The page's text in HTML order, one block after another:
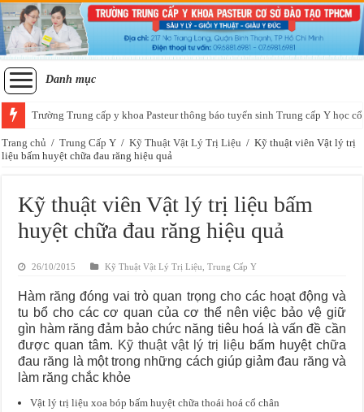
Danh mục
Trường Trung cấp y khoa Pasteur thông báo tuyển sinh Trung cấp Y học
Tuyển sinh lớp sơ cấp xoa bóp bấm huyệt học thứ 7 chủ nhật tại Sài Gòn
Trang chủ / Trung Cấp Y / Kỹ Thuật Vật Lý Trị Liệu / Kỹ thuật viên Vật lý trị
liệu bấm huyệt chữa đau răng hiệu quả
Kỹ thuật viên Vật lý trị liệu bấm
huyệt chữa đau răng hiệu quả
26/10/2015 Kỹ Thuật Vật Lý Trị Liệu ,Trung Cấp Y
Hàm răng đóng vai trò quan trọng cho các hoạt động và
tu bổ cho các cơ quan của cơ thể nên việc bảo vệ giữ
gìn hàm răng đảm bảo chức năng tiêu hoá là vấn đề cần
được quan tâm. Kỹ thuật vật lý trị liệu bấm huyệt chữa
đau răng là một trong những cách giúp giảm đau răng và
làm răng chắc khỏe
Vật lý trị liệu xoa bóp bấm huyệt chữa thoái hoá cổ chân